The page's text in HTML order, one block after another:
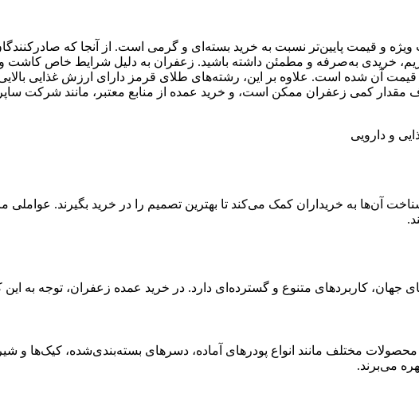
ویژه و قیمت پایین‌تر نسبت به خرید بسته‌ای و گرمی است. از آنجا که
خریدی به‌صرفه و مطمئن داشته باشید. زعفران به دلیل شرایط خاص کاشت
آن شده است. علاوه بر این، رشته‌های طلای قرمز دارای ارزش غذایی
مقدار کمی زعفران ممکن است، و خرید عمده از منابع معتبر، مانند شرکت
آن‌ها به خریداران کمک می‌کند تا بهترین تصمیم را در خرید بگیرند.
جهان، کاربردهای متنوع و گسترده‌ای دارد. در خرید عمده زعفران، توجه به این
مختلف مانند انواع پودرهای آماده، دسرهای بسته‌بندی‌شده، کیک‌ها و
می‌برند.